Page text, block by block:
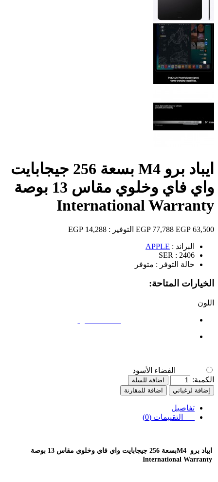
ايباد برو M4 بسعة 256 جيجابايت
واي فاي وخلوي مقاس 13 بوصة
International Warranty
63,500 EGP
77,788 EGP التوفير : 14,288 EGP
البراند : APPLE
SER : 2406
حالة التوفر : متوفر
الخيارات المتاحة:
اللون
الفضاء الأسود
الكمية:
اضافة للسلة
إضافة لرغباتي
اضافة للمقارنة
تفاصيل
التقييمات (0)
ايباد برو M4
بسعة 256 جيجابايت واي فاي وخلوي مقاس 13 بوصة
International Warranty